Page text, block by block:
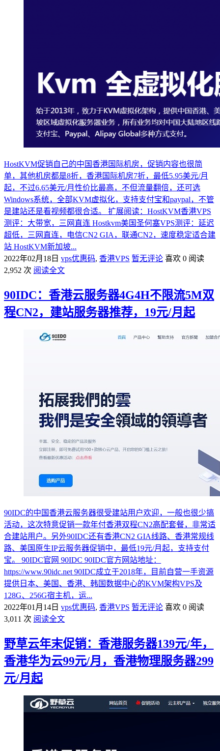
HostKVM促销自己的中国香港国际机房，促销内容也很简
单，其他机房都是8折，香港国际机房7折，最低5.95美元/月
起，不过6.65美元/月性价比最高，不但流量翻倍，还可选
Windows系统，全部KVM虚拟化，支持支付宝和paypal，不管
是建站还是看视频都很合适。 扩展阅读：HostKVM香港VPS
测评：大带宽，三网直连 Hostkvm美国圣何塞VPS测评：延迟
超低，三网直连，电信CN2 GIA，联通CN2，速度稳定适合建
站 HostKVM新加坡...
2022年02月18日 vps优惠码, 香港VPS 暂无评论 喜欢 0 阅读
2,952 次 阅读全文
90IDC：香港云服务器4G4H不限流5M双
程CN2，建站服务器推荐，19元/月起
90IDC的中国香港云服务器很受建站用户欢迎，一般也很少搞
活动，这次特意促销一款年付香港双程CN2高配套餐，非常适
合建站用户。另外90IDC还有香港CN2 GIA线路、香港常规线
路、美国原生IP云服务器促销中，最低19元/月起，支持支付
宝。 90IDC官网 90IDC 90IDC官方网站地址：
https://www.90idc.net 90IDC成立于2018年，目前自营一手资源
提供日本、美国、香港、韩国数据中心的KVM架构VPS及
128G、256G宿主机，运...
2022年01月14日 vps优惠码, 香港VPS 暂无评论 喜欢 0 阅读
3,011 次 阅读全文
野草云年末促销：香港服务器139元/年，
香港华为云99元/月，香港物理服务器299
元/月起